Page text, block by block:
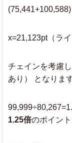
x=21,123pt（ライ
チェインを考慮
あり） となります
1.25倍のポイン